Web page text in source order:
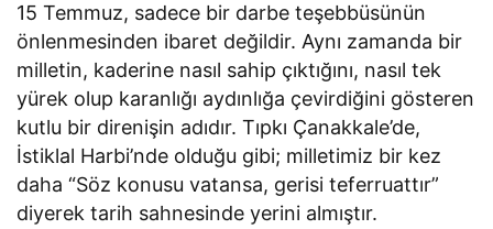
15 Temmuz, sadece bir darbe teşebbüsünün
önlenmesinden ibaret değildir. Aynı zamanda bir
milletin, kaderine nasıl sahip çıktığını, nasıl tek
yürek olup karanlığı aydınlığa çevirdiğini gösteren
kutlu bir direnişin adıdır. Tıpkı Çanakkale’de,
İstiklal Harbi’nde olduğu gibi; milletimiz bir kez
daha “Söz konusu vatansa, gerisi teferruattır”
diyerek tarih sahnesinde yerini almıştır.